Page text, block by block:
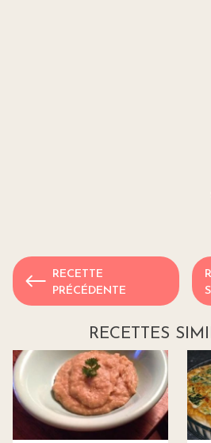
RECETTE
PRÉCÉDENTE
RECETTES